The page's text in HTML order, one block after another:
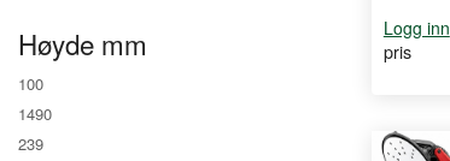
Logg inn
pris
Høyde mm
100
1490
239